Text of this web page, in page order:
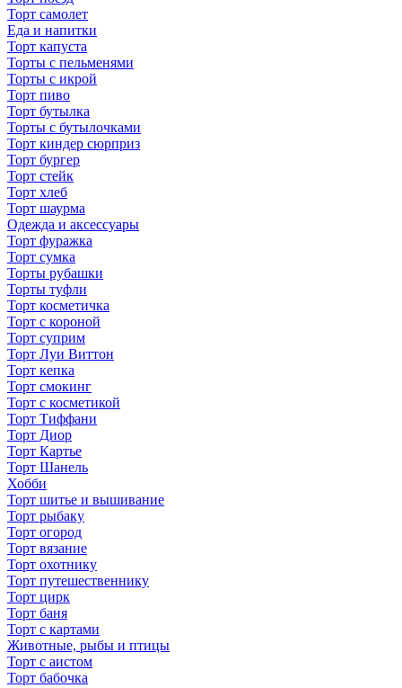
Торт самолет
Еда и напитки
Торт капуста
Торты с пельменями
Торты с икрой
Торт пиво
Торт бутылка
Торты с бутылочками
Торт киндер сюрприз
Торт бургер
Торт стейк
Торт хлеб
Торт шаурма
Одежда и аксессуары
Торт фуражка
Торт сумка
Торты рубашки
Торты туфли
Торт косметичка
Торт с короной
Торт суприм
Торт Луи Виттон
Торт кепка
Торт смокинг
Торт с косметикой
Торт Тиффани
Торт Диор
Торт Картье
Торт Шанель
Хобби
Торт шитье и вышивание
Торт рыбаку
Торт огород
Торт вязание
Торт охотнику
Торт путешественнику
Торт цирк
Торт баня
Торт с картами
Животные, рыбы и птицы
Торт с аистом
Торт бабочка